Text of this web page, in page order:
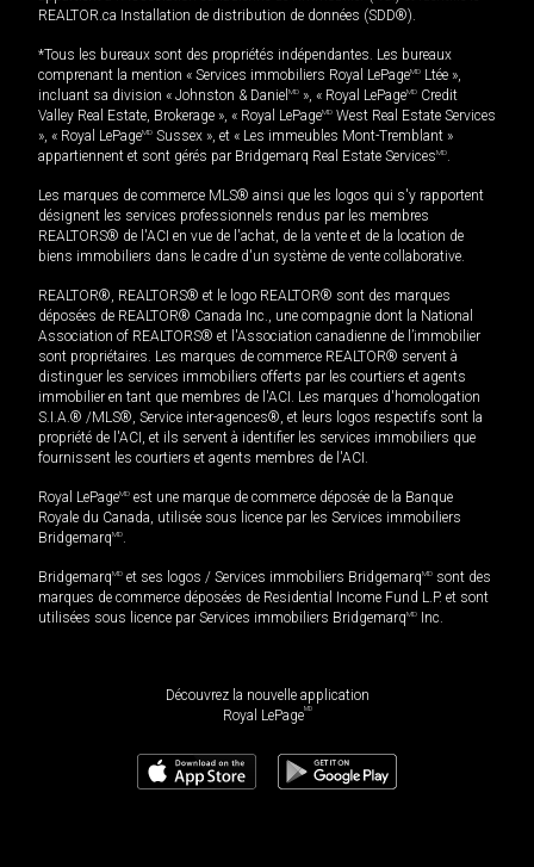
REALTOR.ca Installation de distribution de données (SDD®).
*Tous les bureaux sont des propriétés indépendantes. Les bureaux
comprenant la mention « Services immobiliers Royal LePageMD Ltée »,
incluant sa division « Johnston & Daniel MD », « Royal LePageMD Credit
Valley Real Estate, Brokerage », « Royal LePageMD West Real Estate Services
», « Royal LePageMD Sussex », et « Les immeubles Mont-Tremblant »
appartiennent et sont gérés par Bridgemarq Real Estate ServicesMD.
Les marques de commerce MLS® ainsi que les logos qui s'y rapportent
désignent les services professionnels rendus par les membres
REALTORS® de l'ACI en vue de l'achat, de la vente et de la location de
biens immobiliers dans le cadre d'un système de vente collaborative.
REALTOR®, REALTORS® et le logo REALTOR® sont des marques
déposées de REALTOR® Canada Inc., une compagnie dont la National
Association of REALTORS® et l'Association canadienne de l’immobilier
sont propriétaires. Les marques de commerce REALTOR® servent à
distinguer les services immobiliers offerts par les courtiers et agents
immobilier en tant que membres de l'ACI. Les marques d'homologation
S.I.A.® /MLS®, Service inter-agences®, et leurs logos respectifs sont la
propriété de l'ACI, et ils servent à identifier les services immobiliers que
fournissent les courtiers et agents membres de l'ACI.
Royal LePageMD est une marque de commerce déposée de la Banque
Royale du Canada, utilisée sous licence par les Services immobiliers
BridgemarqMD.
BridgemarqMD et ses logos / Services immobiliers BridgemarqMD sont des
marques de commerce déposées de Residential Income Fund L.P. et sont
utilisées sous licence par Services immobiliers BridgemarqMD Inc.
Découvrez la nouvelle application
Royal LePageMD